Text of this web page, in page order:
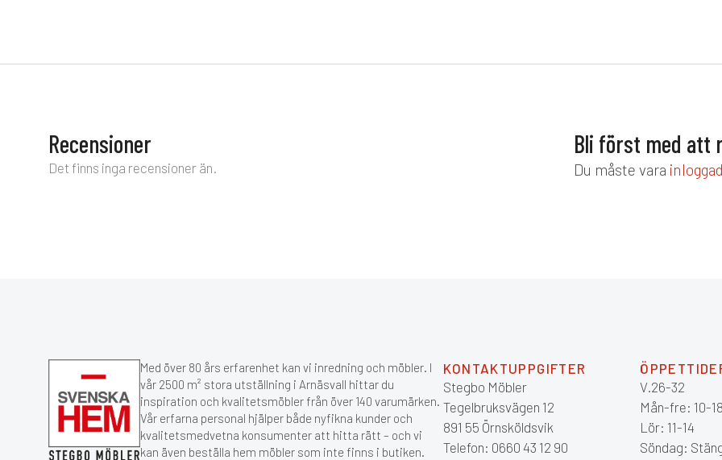
Recensioner
Det finns inga recensioner än.
Bli först med att
Du måste vara inloggad
Med över 80 års erfarenhet kan vi inredning och möbler. I
vår 2500 m² stora utställning i Arnäsvall hittar du
inspiration och kvalitetsmöbler från över 140 varumärken.
Vår erfarna personal hjälper både nyfikna kunder och
kvalitetsmedvetna konsumenter att hitta rätt – och vi
kan även beställa hem möbler som inte finns i butiken.
KONTAKTUPPGIFTER
Stegbo Möbler
Tegelbruksvägen 12
891 55 Örnsköldsvik
Telefon: 0660 43 12 90
V.26-32
Mån-fre: 10-18
Lör: 11-14
Söndag: